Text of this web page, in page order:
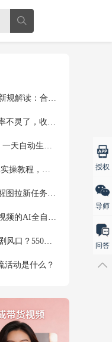
下架53万条！抖音AI视频新规解读：合规标注反而流量暴涨
抖音2026算法大改！完播率不灵了，收藏率才是新流量密码
用Coze+即梦搭建工作流，一天自动生成100条带货视频（保姆级教程）
Mac mini OpenClaw自媒体实操教程，自动选题原创文案去AI挂机手册
抖音醒图任务怎么开通？醒图拉新任务详细步骤详解
一张产品图自动生成带货视频的AI全自动剪辑软件使用教程
新手如何抓住2026年AI漫剧风口？550亿市场的破局指南
活动是什么？
授权
导师
问答